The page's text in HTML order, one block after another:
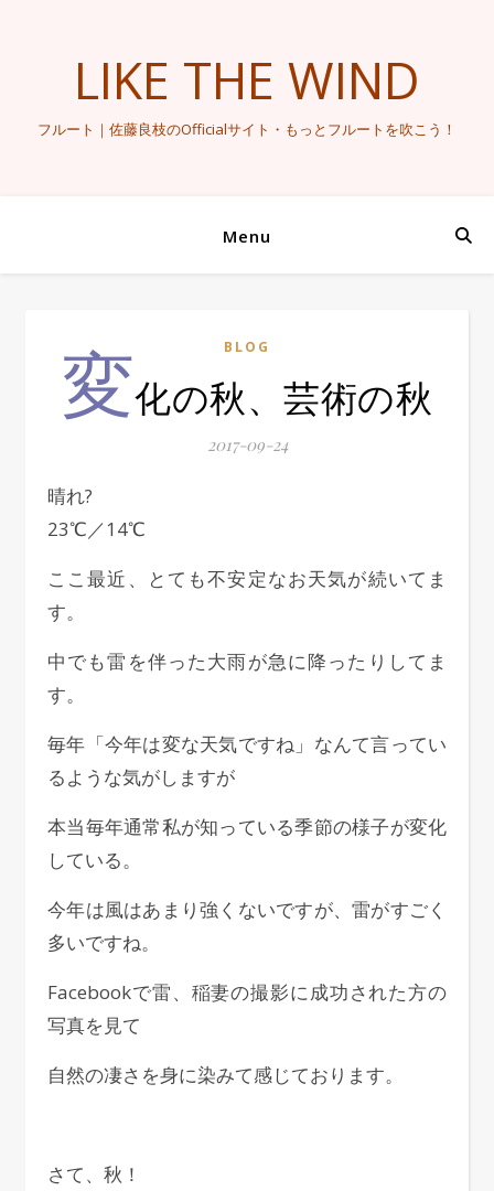
LIKE THE WIND
フルート｜佐藤良枝のOfficialサイト・もっとフルートを吹こう！
Menu
BLOG
変化の秋、芸術の秋
2017-09-24
晴れ?
23℃／14℃
ここ最近、とても不安定なお天気が続いてま
す。
中でも雷を伴った大雨が急に降ったりしてま
す。
毎年「今年は変な天気ですね」なんて言ってい
るような気がしますが
本当毎年通常私が知っている季節の様子が変化
している。
今年は風はあまり強くないですが、雷がすごく
多いですね。
Facebookで雷、稲妻の撮影に成功された方の
写真を見て
自然の凄さを身に染みて感じております。
さて、秋！